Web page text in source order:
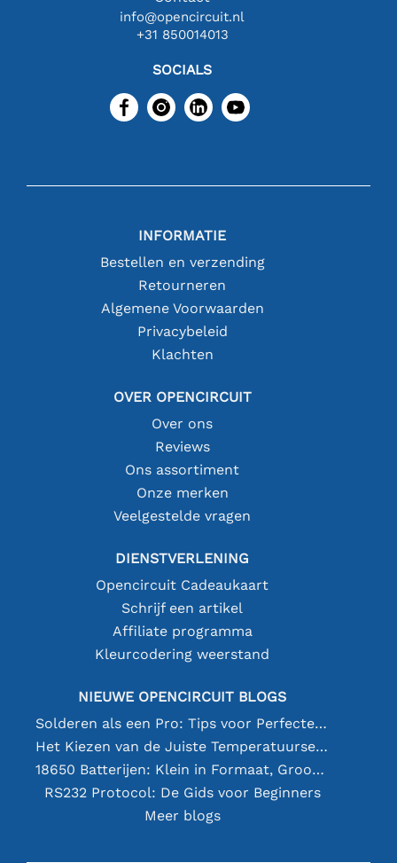
info@opencircuit.nl
+31 850014013
SOCIALS
INFORMATIE
Bestellen en verzending
Retourneren
Algemene Voorwaarden
Privacybeleid
Klachten
OVER OPENCIRCUIT
Over ons
Reviews
Ons assortiment
Onze merken
Veelgestelde vragen
DIENSTVERLENING
Opencircuit Cadeaukaart
Schrijf een artikel
Affiliate programma
Kleurcodering weerstand
NIEUWE OPENCIRCUIT BLOGS
Solderen als een Pro: Tips voor Perfecte Elektronische Verbindingen
Het Kiezen van de Juiste Temperatuursensor [youtube]
18650 Batterijen: Klein in Formaat, Groot in Prestatie
RS232 Protocol: De Gids voor Beginners
Meer blogs